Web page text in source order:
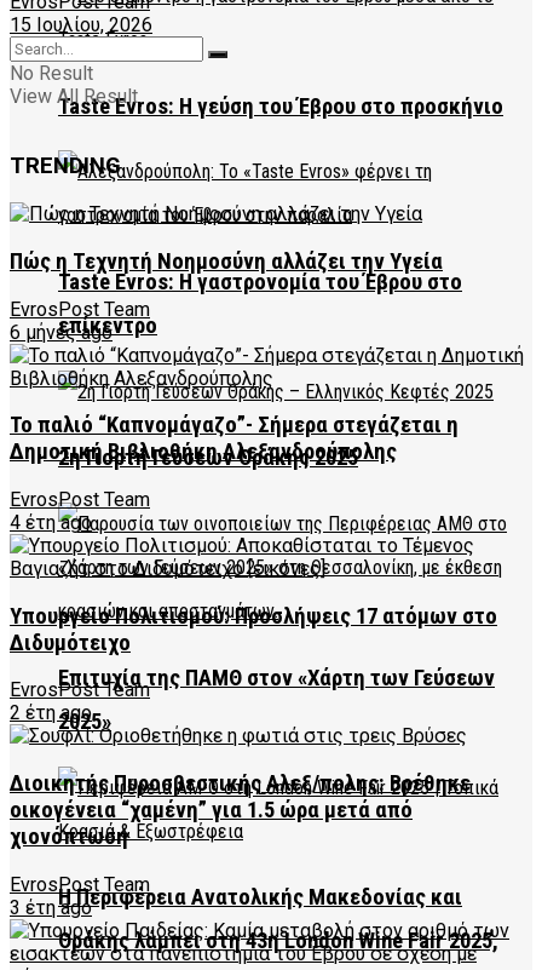
Taste Evros: Η γεύση του Έβρου στο προσκήνιο
Taste Evros: Η γαστρονομία του Έβρου στο
επίκεντρο
2η Γιορτή Γεύσεων Θράκης 2025
Επιτυχία της ΠΑΜΘ στον «Χάρτη των Γεύσεων
2025»
Η Περιφέρεια Ανατολικής Μακεδονίας και
Θράκης λάμπει στη 43η London Wine Fair 2025,
15 Ιουλίου, 2026
No Result
View All Result
TRENDING
Πώς η Τεχνητή Νοημοσύνη αλλάζει την Υγεία
EvrosPost Team
6 μήνες ago
Το παλιό “Καπνομάγαζο”- Σήμερα στεγάζεται η
Δημοτική Βιβλιοθήκη Αλεξανδρούπολης
EvrosPost Team
4 έτη ago
Υπουργείο Πολιτισμού: Προσλήψεις 17 ατόμων στο
Διδυμότειχο
EvrosPost Team
2 έτη ago
Διοικητής Πυροσβεστικής Αλεξ/πολης: Βρέθηκε
οικογένεια “χαμένη” για 1.5 ώρα μετά από
χιονόπτωση
EvrosPost Team
3 έτη ago